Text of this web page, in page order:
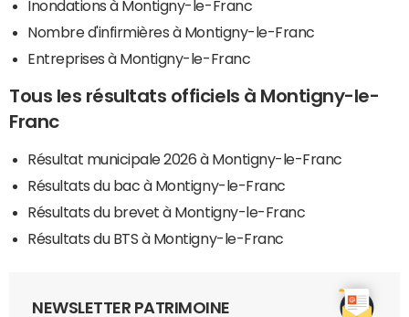
Inondations à Montigny-le-Franc
Nombre d'infirmières à Montigny-le-Franc
Entreprises à Montigny-le-Franc
Tous les résultats officiels à Montigny-le-
Franc
Résultat municipale 2026 à Montigny-le-Franc
Résultats du bac à Montigny-le-Franc
Résultats du brevet à Montigny-le-Franc
Résultats du BTS à Montigny-le-Franc
NEWSLETTER PATRIMOINE